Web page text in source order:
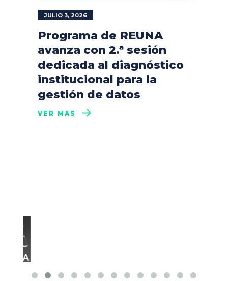
JULIO 3, 2026
Programa de REUNA
avanza con 2.ª sesión
dedicada al diagnóstico
institucional para la
gestión de datos
VER MÁS